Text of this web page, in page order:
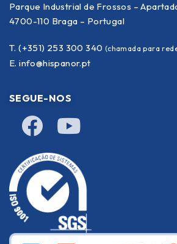
Parque Industrial de Frossos –
4700-110 Braga – Portugal
T. (+351) 253 300 340 (chamada para
E. info@hispanor.pt
SEGUE-NOS